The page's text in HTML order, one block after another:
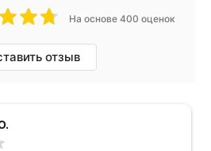
На основе 400 оценок
отзыв